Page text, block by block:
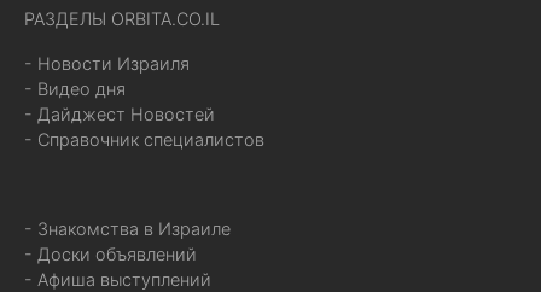
РАЗДЕЛЫ ORBITA.CO.IL
- Новости Израиля
- Видео дня
- Дайджест Новостей
- Справочник специалистов
- Знакомства в Израиле
- Доски объявлений
- Афиша выступлений